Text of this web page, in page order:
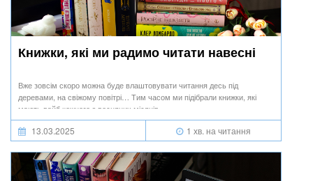
Книжки, які ми радимо читати навесні
Вже зовсім скоро можна буде влаштовувати читання десь під
деревами, на свіжому повітрі… Тим часом ми підібрали книжки, які
мають вайб кожного з весняних місяців.
13.03.2025 1 хв. на читання